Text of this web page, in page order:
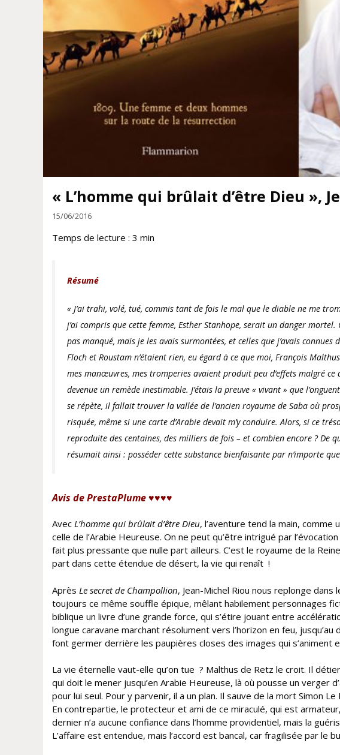
« L’homme qui brûlait d’être Dieu »,
15/06/2016
Temps de lecture : 3 min
Résumé
« J’ai trahi, volé, tué, commis tant de fois le mal que le diable ne me
j’ai compris que cette femme, Esther Stanhope, serait un danger mortel.
pas manqué, mais je les avais surmontées, et celles que j’avais
Floch et Roustam n’étaient rien, eu égard à ce que moi, François
mes manœuvres, mes tromperies avaient produit peu d’effets malgré
devenue un remède inestimable. J’étais la preuve « vivant » que
se répète, il fallait trouver la vallée de l’ancien royaume de Saba où
risquée, même si une carte d’Arabie devait m’y conduire. Alors, si ce
reproduite des centaines, des milliers de fois – et combien encore ? De
résumait ainsi : posséder cette substance bienfaisante par n’importe
Avis de PrestaPlume ♥♥♥♥
Avec L’homme qui brûlait d’être Dieu, l’aventure tend la main, comme
celle de l’Arabie Heureuse. On ne peut qu’être intrigué par
fait plus pressante que nulle part ailleurs. C’est le royaume de la
part dans cette étendue de désert, la vie qui renaît !
Après Le secret de Champollion, Jean-Michel Riou nous replonge
toujours ce même souffle épique, mêlant habilement personnages
biblique un livre d’une grande force, qui s’étire jouant entre
longue caravane marchant résolument vers l’horizon en feu,
font germer derrière les paupières closes des images qui s’animent
La vie éternelle vaut-elle qu’on tue ? Malthus de Retz le croit. Il
qui doit le mener jusqu’en Arabie Heureuse, là où pousse un verger
pour lui seul. Pour y parvenir, il a un plan. Il sauve de la mort Simon Le
En contrepartie, le protecteur et ami de ce miraculé, qui est
dernier n’a aucune confiance dans l’homme providentiel, mais la
L’affaire est entendue, mais l’accord est bancal, car fragilisée par le